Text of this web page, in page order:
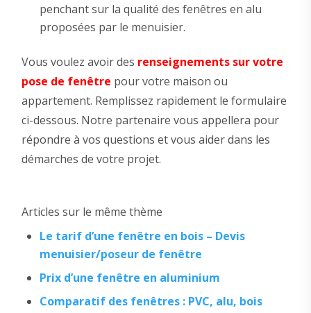
penchant sur la qualité des fenêtres en alu
proposées par le menuisier.
Vous voulez avoir des renseignements sur votre
pose de fenêtre pour votre maison ou
appartement. Remplissez rapidement le formulaire
ci-dessous. Notre partenaire vous appellera pour
répondre à vos questions et vous aider dans les
démarches de votre projet.
Articles sur le même thème
Le tarif d’une fenêtre en bois – Devis
menuisier/poseur de fenêtre
Prix d’une fenêtre en aluminium
Comparatif des fenêtres : PVC, alu, bois